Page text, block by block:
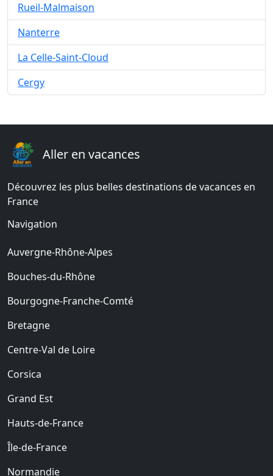
Rueil-Malmaison
Nanterre
La Celle-Saint-Cloud
Cergy
Aller en vacances
Découvrez les plus belles destinations de vacances en
France
Navigation
Auvergne-Rhône-Alpes
Bouches-du-Rhône
Bourgogne-Franche-Comté
Bretagne
Centre-Val de Loire
Corsica
Grand Est
Hauts-de-France
Île-de-France
Normandie